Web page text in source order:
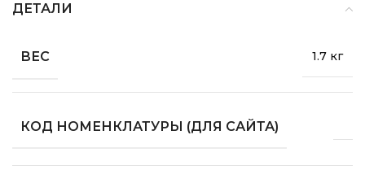
ДЕТАЛИ
ВЕС 1.7 кг
КОД НОМЕНКЛАТУРЫ (ДЛЯ САЙТА)